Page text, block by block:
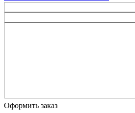
Оформить заказ